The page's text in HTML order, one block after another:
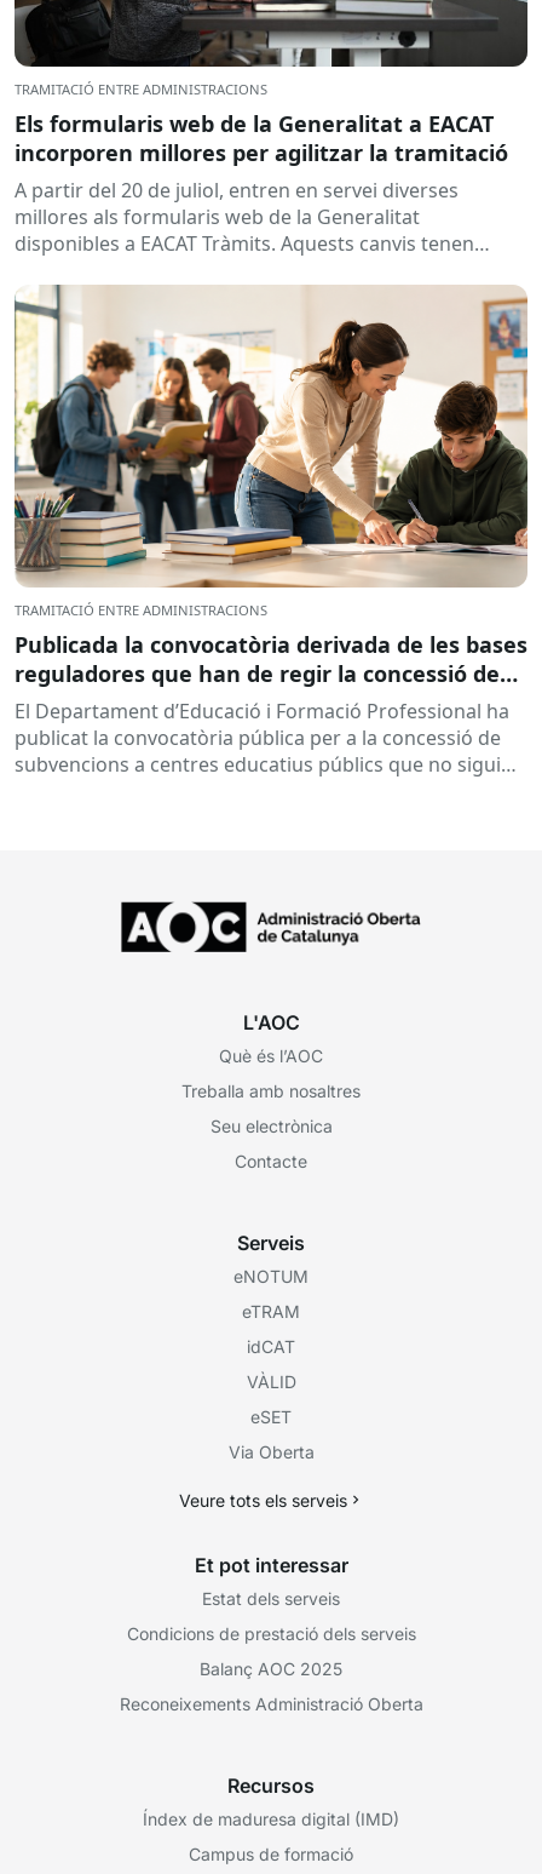
TRAMITACIÓ ENTRE ADMINISTRACIONS
Els formularis web de la Generalitat a EACAT
incorporen millores per agilitzar la tramitació
A partir del 20 de juliol, entren en servei diverses
millores als formularis web de la Generalitat
disponibles a EACAT Tràmits. Aquests canvis tenen
TRAMITACIÓ ENTRE ADMINISTRACIONS
Publicada la convocatòria derivada de les bases
reguladores que han de regir la concessió de
subvencions a centres educatius, per al
desenvolupament de programes de formació i
inserció, durant el curs 2026-2027
El Departament d’Educació i Formació Professional ha
publicat la convocatòria pública per a la concessió de
subvencions a centres educatius públics que no siguin
L'AOC
Què és l’AOC
Treballa amb nosaltres
Seu electrònica
Contacte
Serveis
eNOTUM
eTRAM
idCAT
VÀLID
eSET
Via Oberta
Veure tots els serveis
Et pot interessar
Estat dels serveis
Condicions de prestació dels serveis
Balanç AOC 2025
Reconeixements Administració Oberta
Recursos
Índex de maduresa digital (IMD)
Campus de formació